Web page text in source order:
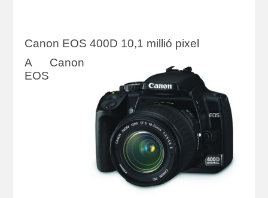
Canon EOS 400D 10,1 millió pixel
A Canon
EOS